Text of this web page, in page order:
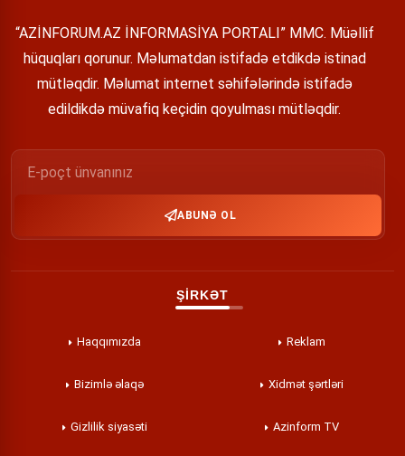
“AZİNFORUM.AZ İNFORMASİYA PORTALI” MMC. Müəllif
hüquqları qorunur. Məlumatdan istifadə etdikdə istinad
mütləqdir. Məlumat internet səhifələrində istifadə
edildikdə müvafiq keçidin qoyulması mütləqdir.
ABUNƏ OL
ŞİRKƏT
Haqqımızda Reklam
Bizimlə əlaqə Xidmət şərtləri
Gizlilik siyasəti Azinform TV